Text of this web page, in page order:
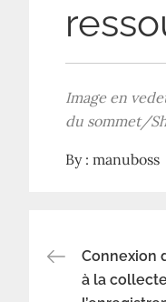
Image en
du sommet/
By :manuboss
Connexion
à la